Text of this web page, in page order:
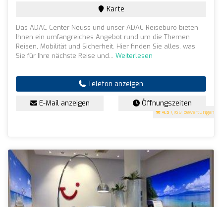
4.5 (169 Bewertungen)
Karte
Das ADAC Center Neuss und unser ADAC Reisebüro bieten
Ihnen ein umfangreiches Angebot rund um die Themen
Reisen, Mobilität und Sicherheit. Hier finden Sie alles, was
Sie für Ihre nächste Reise und... Weiterlesen
Telefon anzeigen
E-Mail anzeigen Öffnungszeiten